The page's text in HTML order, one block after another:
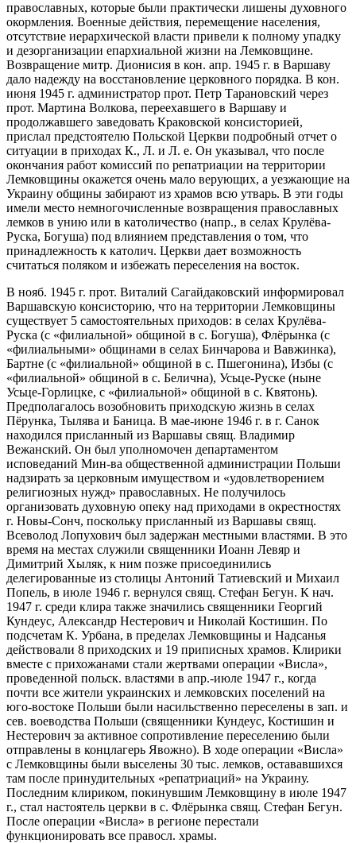
православных, которые были практически лишены духовного
окормления. Военные действия, перемещение населения,
отсутствие иерархической власти привели к полному упадку
и дезорганизации епархиальной жизни на Лемковщине.
Возвращение митр. Дионисия в кон. апр. 1945 г. в Варшаву
дало надежду на восстановление церковного порядка. В кон.
июня 1945 г. администратор прот. Петр Тарановский через
прот. Мартина Волкова, переехавшего в Варшаву и
продолжавшего заведовать Краковской консисторией,
прислал предстоятелю Польской Церкви подробный отчет о
ситуации в приходах К., Л. и Л. е. Он указывал, что после
окончания работ комиссий по репатриации на территории
Лемковщины окажется очень мало верующих, а уезжающие на
Украину общины забирают из храмов всю утварь. В эти годы
имели место немногочисленные возвращения православных
лемков в унию или в католичество (напр., в селах Крулёва-
Руска, Богуша) под влиянием представления о том, что
принадлежность к католич. Церкви дает возможность
считаться поляком и избежать переселения на восток.
В нояб. 1945 г. прот. Виталий Сагайдаковский информировал
Варшавскую консисторию, что на территории Лемковщины
существует 5 самостоятельных приходов: в селах Крулёва-
Руска (с «филиальной» общиной в с. Богуша), Флёрынка (с
«филиальными» общинами в селах Бинчарова и Вавжинка),
Бартне (с «филиальной» общиной в с. Пшегонина), Избы (с
«филиальной» общиной в с. Белична), Усьце-Руске (ныне
Усьце-Горлицке, с «филиальной» общиной в с. Квятонь).
Предполагалось возобновить приходскую жизнь в селах
Пёрунка, Тылява и Баница. В мае-июне 1946 г. в г. Санок
находился присланный из Варшавы свящ. Владимир
Вежанский. Он был уполномочен департаментом
исповеданий Мин-ва общественной администрации Польши
надзирать за церковным имуществом и «удовлетворением
религиозных нужд» православных. Не получилось
организовать духовную опеку над приходами в окрестностях
г. Новы-Сонч, поскольку присланный из Варшавы свящ.
Всеволод Лопухович был задержан местными властями. В это
время на местах служили священники Иоанн Левяр и
Димитрий Хыляк, к ним позже присоединились
делегированные из столицы Антоний Татиевский и Михаил
Попель, в июле 1946 г. вернулся свящ. Стефан Бегун. К нач.
1947 г. среди клира также значились священники Георгий
Кундеус, Александр Нестерович и Николай Костишин. По
подсчетам К. Урбана, в пределах Лемковщины и Надсанья
действовали 8 приходских и 19 приписных храмов. Клирики
вместе с прихожанами стали жертвами операции «Висла»,
проведенной польск. властями в апр.-июле 1947 г., когда
почти все жители украинских и лемковских поселений на
юго-востоке Польши были насильственно переселены в зап. и
сев. воеводства Польши (священники Кундеус, Костишин и
Нестерович за активное сопротивление переселению были
отправлены в концлагерь Явожно). В ходе операции «Висла»
с Лемковщины были выселены 30 тыс. лемков, остававшихся
там после принудительных «репатриаций» на Украину.
Последним клириком, покинувшим Лемковщину в июле 1947
г., стал настоятель церкви в с. Флёрынка свящ. Стефан Бегун.
После операции «Висла» в регионе перестали
функционировать все правосл. храмы.